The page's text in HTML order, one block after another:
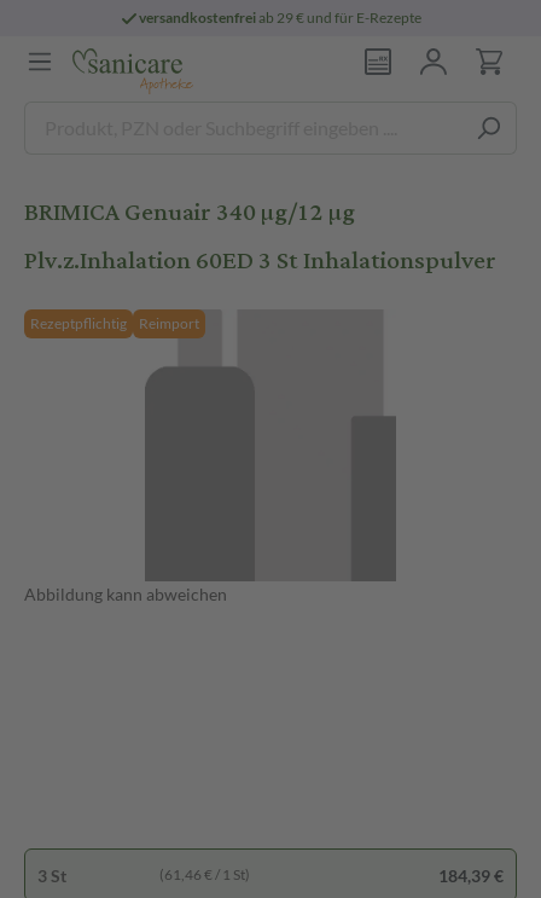
versandkostenfreiab 29 € und für E-Rezepte
BRIMICA Genuair 340 µg/12 µg
Plv.z.Inhalation 60ED 3 St Inhalationspulver
Rezeptpflichtig Reimport
Abbildung kann abweichen
3 St (61,46 € / 1 St) 184,39 €